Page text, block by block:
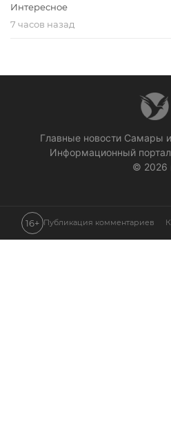
Интересное
7 часов назад
Главные новости Самары
Информационный
© 2026
16+ Публикация комментариев